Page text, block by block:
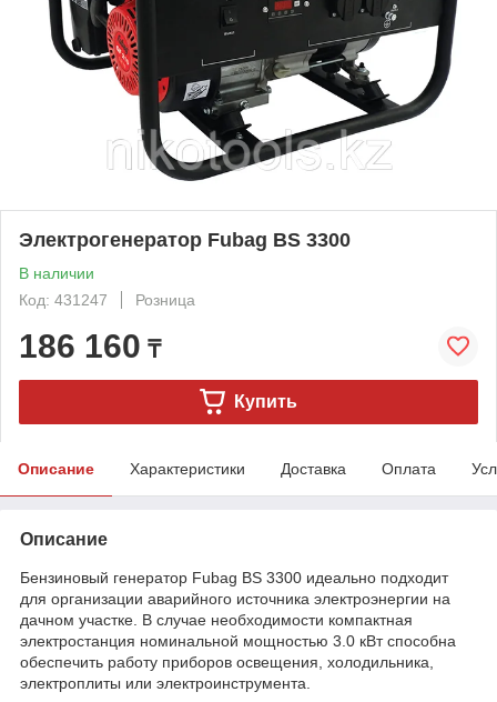
Электрогенератор Fubag BS 3300
В наличии
Код: 431247
Розница
186 160 ₸
Купить
Описание Характеристики Доставка Оплата
Описание
Бензиновый генератор Fubag BS 3300 идеально подходит
для организации аварийного источника электроэнергии на
дачном участке. В случае необходимости компактная
электростанция номинальной мощностью 3.0 кВт способна
обеспечить работу приборов освещения, холодильника,
электроплиты или электроинструмента.